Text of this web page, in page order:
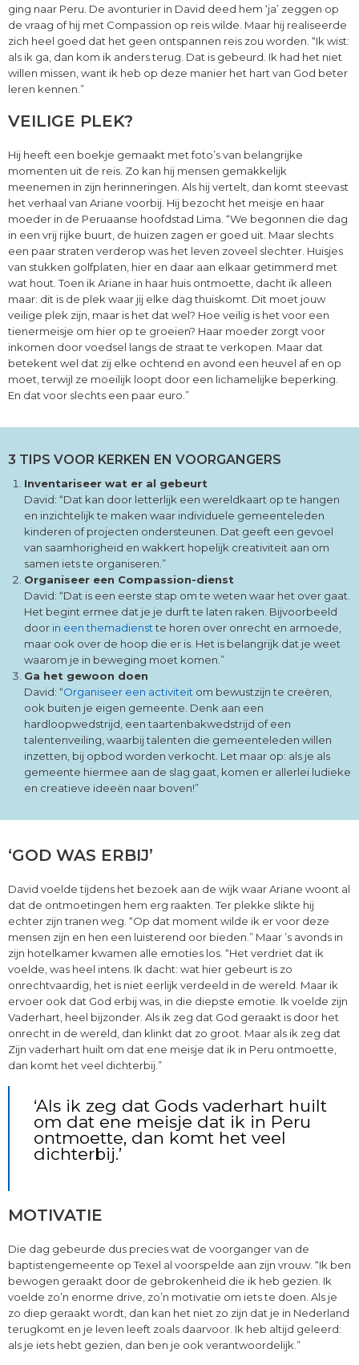
ging naar Peru. De avonturier in David deed hem ‘ja’ zeggen op
de vraag of hij met Compassion op reis wilde. Maar hij realiseerde
zich heel goed dat het geen ontspannen reis zou worden. “Ik wist:
als ik ga, dan kom ik anders terug. Dat is gebeurd. Ik had het niet
willen missen, want ik heb op deze manier het hart van God beter
leren kennen.”
VEILIGE PLEK?
Hij heeft een boekje gemaakt met foto’s van belangrijke
momenten uit de reis. Zo kan hij mensen gemakkelijk
meenemen in zijn herinneringen. Als hij vertelt, dan komt steevast
het verhaal van Ariane voorbij. Hij bezocht het meisje en haar
moeder in de Peruaanse hoofdstad Lima. “We begonnen die dag
in een vrij rijke buurt, de huizen zagen er goed uit. Maar slechts
een paar straten verderop was het leven zoveel slechter. Huisjes
van stukken golfplaten, hier en daar aan elkaar getimmerd met
wat hout. Toen ik Ariane in haar huis ontmoette, dacht ik alleen
maar: dit is de plek waar jij elke dag thuiskomt. Dit moet jouw
veilige plek zijn, maar is het dat wel? Hoe veilig is het voor een
tienermeisje om hier op te groeien? Haar moeder zorgt voor
inkomen door voedsel langs de straat te verkopen. Maar dat
betekent wel dat zij elke ochtend en avond een heuvel af en op
moet, terwijl ze moeilijk loopt door een lichamelijke beperking.
En dat voor slechts een paar euro.”
3 TIPS VOOR KERKEN EN VOORGANGERS
Inventariseer wat er al gebeurt
David: “Dat kan door letterlijk een wereldkaart op te hangen
en inzichtelijk te maken waar individuele gemeenteleden
kinderen of projecten ondersteunen. Dat geeft een gevoel
van saamhorigheid en wakkert hopelijk creativiteit aan om
samen iets te organiseren.”
Organiseer een Compassion-dienst
David: “Dat is een eerste stap om te weten waar het over gaat.
Het begint ermee dat je je durft te laten raken. Bijvoorbeeld
door in een themadienstte horen over onrecht en armoede,
maar ook over de hoop die er is. Het is belangrijk dat je weet
waarom je in beweging moet komen.”
Ga het gewoon doen
David: “Organiseer een activiteit om bewustzijn te creëren,
ook buiten je eigen gemeente. Denk aan een
hardloopwedstrijd, een taartenbakwedstrijd of een
talentenveiling, waarbij talenten die gemeenteleden willen
inzetten, bij opbod worden verkocht. Let maar op: als je als
gemeente hiermee aan de slag gaat, komen er allerlei ludieke
en creatieve ideeën naar boven!”
‘GOD WAS ERBIJ’
David voelde tijdens het bezoek aan de wijk waar Ariane woont al
dat de ontmoetingen hem erg raakten. Ter plekke slikte hij
echter zijn tranen weg. “Op dat moment wilde ik er voor deze
mensen zijn en hen een luisterend oor bieden.” Maar ’s avonds in
zijn hotelkamer kwamen alle emoties los. “Het verdriet dat ik
voelde, was heel intens. Ik dacht: wat hier gebeurt is zo
onrechtvaardig, het is niet eerlijk verdeeld in de wereld. Maar ik
ervoer ook dat God erbij was, in die diepste emotie. Ik voelde zijn
Vaderhart, heel bijzonder. Als ik zeg dat God geraakt is door het
onrecht in de wereld, dan klinkt dat zo groot. Maar als ik zeg dat
Zijn vaderhart huilt om dat ene meisje dat ik in Peru ontmoette,
dan komt het veel dichterbij.”
‘Als ik zeg dat Gods vaderhart huilt
om dat ene meisje dat ik in Peru
ontmoette, dan komt het veel
dichterbij.’
MOTIVATIE
Die dag gebeurde dus precies wat de voorganger van de
baptistengemeente op Texel al voorspelde aan zijn vrouw. “Ik ben
bewogen geraakt door de gebrokenheid die ik heb gezien. Ik
voelde zo’n enorme drive, zo’n motivatie om iets te doen. Als je
zo diep geraakt wordt, dan kan het niet zo zijn dat je in Nederland
terugkomt en je leven leeft zoals daarvoor. Ik heb altijd geleerd:
als je iets hebt gezien, dan ben je ook verantwoordelijk.”